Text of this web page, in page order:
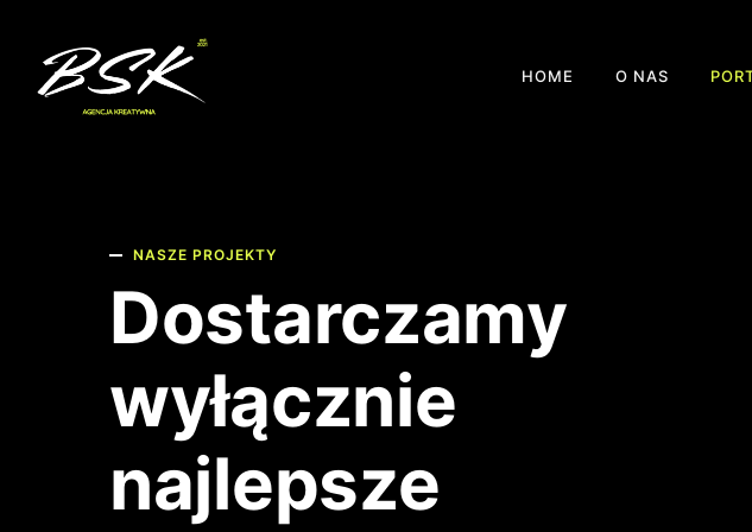
HOME O NAS
NASZE PROJEKTY
Dostarczamy
wyłącznie
najlepsze